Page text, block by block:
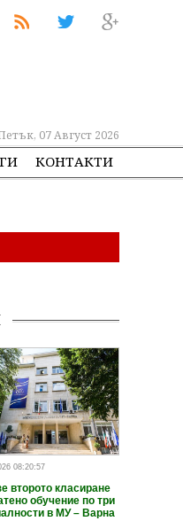
07 Август 2026
КОНТАКТИ
08:20:57
второто класиране
обучение по три
в МУ – Варна